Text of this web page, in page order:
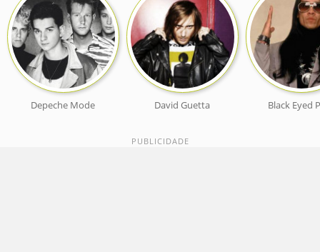
Depeche Mode David Guetta Black Eyed